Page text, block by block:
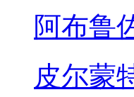
阿布鲁
皮尔蒙